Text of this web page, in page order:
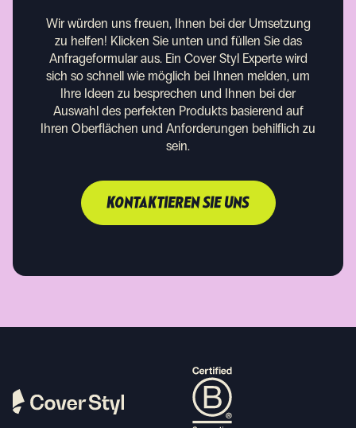
Wir würden uns freuen, Ihnen bei der Umsetzung
zu helfen! Klicken Sie unten und füllen Sie das
Anfrageformular aus. Ein Cover Styl Experte wird
sich so schnell wie möglich bei Ihnen melden, um
Ihre Ideen zu besprechen und Ihnen bei der
Auswahl des perfekten Produkts basierend auf
Ihren Oberflächen und Anforderungen behilflich zu
sein.
KONTAKTIEREN SIE UNS